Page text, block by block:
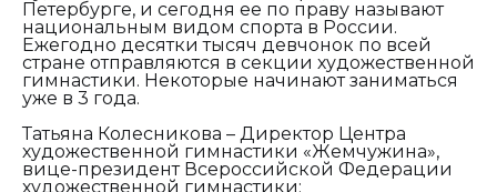
Петербурге, и сегодня ее по праву называют
национальным видом спорта в России.
Ежегодно десятки тысяч девчонок по всей
стране отправляются в секции художественной
гимнастики. Некоторые начинают заниматься
уже в 3 года.
Татьяна Колесникова – Директор Центра
художественной гимнастики «Жемчужина»,
вице-президент Всероссийской Федерации
художественной гимнастики: